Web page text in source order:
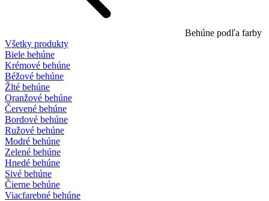
Behúne podľa farby
Všetky produkty
Biele behúne
Krémové behúne
Béžové behúne
Žlté behúne
Oranžové behúne
Červené behúne
Bordové behúne
Ružové behúne
Modré behúne
Zelené behúne
Hnedé behúne
Sivé behúne
Čierne behúne
Viacfarebné behúne